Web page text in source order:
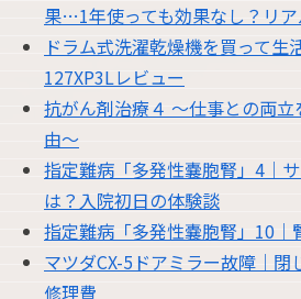
果…1年使っても効果なし？リ
ドラム式洗濯乾燥機を買って生
127XP3Lレビュー
抗がん剤治療４ 〜仕事との両
由〜
指定難病「多発性嚢胞腎」4｜
は？入院初日の体験談
指定難病「多発性嚢胞腎」10｜
マツダCX-5ドアミラー故障｜閉
修理費